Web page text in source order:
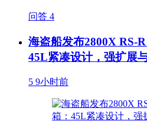
问答 4
海盗船发布2800X RS-
45L紧凑设计，强扩展
5 9小时前